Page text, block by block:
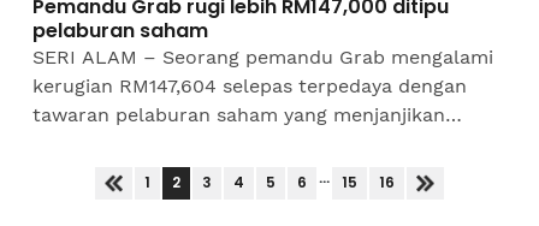
Pemandu Grab rugi lebih RM147,000 ditipu
pelaburan saham
SERI ALAM – Seorang pemandu Grab mengalami
kerugian RM147,604 selepas terpedaya dengan
tawaran pelaburan saham yang menjanjikan
Polis Daerah Seri...
1 2 3 4 5 6 ... 15 16